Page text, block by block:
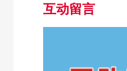
互动留言